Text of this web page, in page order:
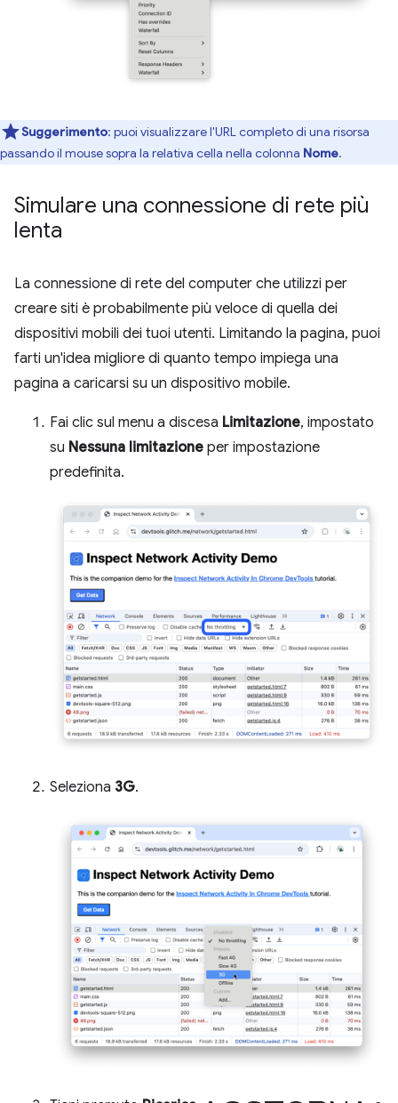
Suggerimento: puoi visualizzare l'URL completo di una risorsa
passando il mouse sopra la relativa cella nella colonna Nome.
Simulare una connessione di rete più
lenta
La connessione di rete del computer che utilizzi per
creare siti è probabilmente più veloce di quella dei
dispositivi mobili dei tuoi utenti. Limitando la pagina, puoi
farti un'idea migliore di quanto tempo impiega una
pagina a caricarsi su un dispositivo mobile.
Fai clic sul menu a discesa Limitazione, impostato
su Nessuna limitazione per impostazione
predefinita.
Seleziona 3G.